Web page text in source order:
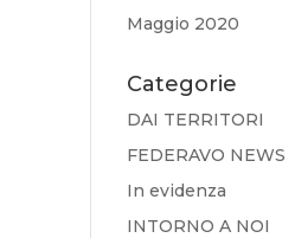
Maggio 2020
Categorie
DAI TERRITORI
FEDERAVO NEWS
In evidenza
INTORNO A NOI